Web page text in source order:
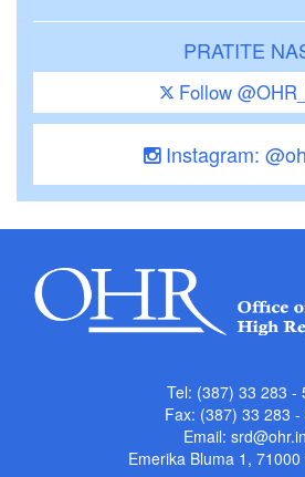
PRATITE
Follow
Instagram:
Tel: (387) 33 283 -
Fax: (387) 33 283 -
Email:
Emerika Bluma 1, 71000